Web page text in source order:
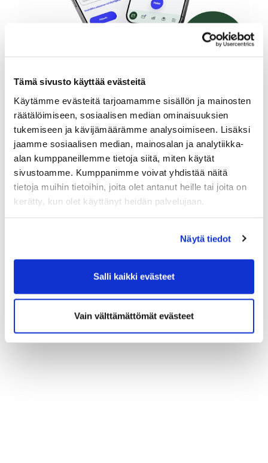
Tämä sivusto käyttää evästeitä
Käytämme evästeitä tarjoamamme sisällön ja mainosten
räätälöimiseen, sosiaalisen median ominaisuuksien
tukemiseen ja kävijämäärämme analysoimiseen. Lisäksi
jaamme sosiaalisen median, mainosalan ja analytiikka-
alan kumppaneillemme tietoja siitä, miten käytät
sivustoamme. Kumppanimme voivat yhdistää näitä
tietoja muihin tietoihin, joita olet antanut heille tai joita on
kerätty, kun olet käyttänyt heidän palvelujaan.
Näytä tiedot
Salli kaikki evästeet
Vain välttämättömät evästeet